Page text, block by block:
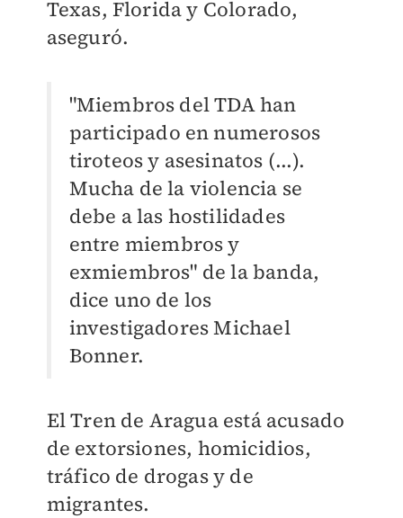
Texas, Florida y Colorado,
aseguró.
"Miembros del TDA han
participado en numerosos
tiroteos y asesinatos (...).
Mucha de la violencia se
debe a las hostilidades
entre miembros y
exmiembros" de la banda,
dice uno de los
investigadores Michael
Bonner.
El Tren de Aragua está acusado
de extorsiones, homicidios,
tráfico de drogas y de
migrantes.